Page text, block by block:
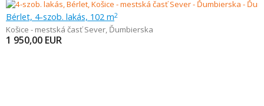
Bérlet, 4-szob. lakás, 102 m2
Košice - mestská časť Sever, Ďumbierska
1 950,00 EUR